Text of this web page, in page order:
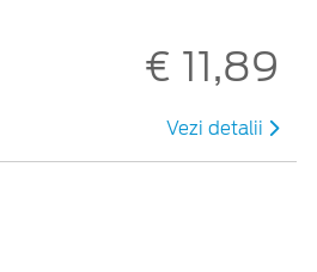
€ 11,89
Vezi detalii